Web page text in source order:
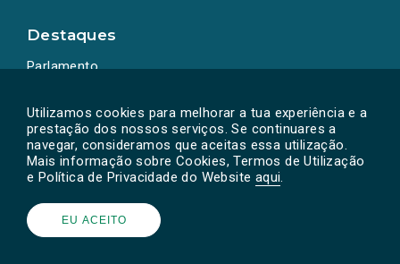
Utilizamos cookies para melhorar a tua experiência e a
prestação dos nossos serviços. Se continuares a
navegar, consideramos que aceitas essa utilização.
Mais informação sobre Cookies, Termos de Utilização
e Política de Privacidade do Website aqui.
EU ACEITO
Destaques
Parlamento
Powered by © PAN 2026